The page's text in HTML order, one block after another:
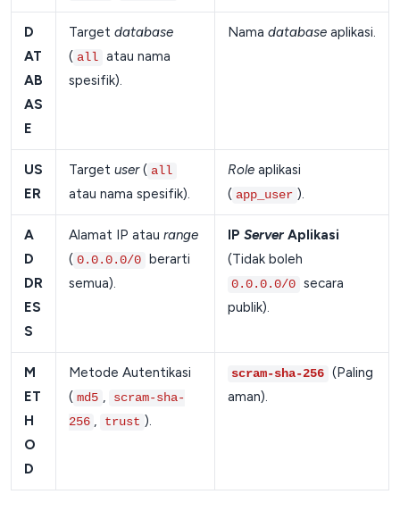
D
AT
AB
AS
E
Target database
( all atau nama
spesifik).
Nama databaseaplikasi.
US
ER
Target user( all
atau nama spesifik).
Roleaplikasi
( app_user ).
A
D
DR
ES
S
Alamat IP atau range
( 0.0.0.0/0 berarti
semua).
IP ServerAplikasi
(Tidak boleh
0.0.0.0/0 secara
publik).
M
ET
H
O
D
Metode Autentikasi
( md5 ,
scram-sha-
256 , trust ).
scram-sha-256 (Paling
aman).